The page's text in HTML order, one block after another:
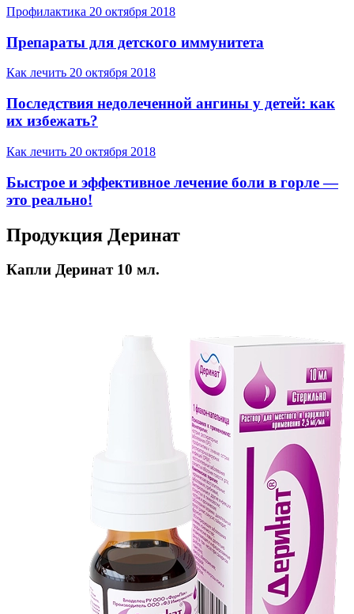
Профилактика 20 октября 2018
Препараты для детского иммунитета
Как лечить 20 октября 2018
Последствия недолеченной ангины у детей: как
их избежать?
Как лечить 20 октября 2018
Быстрое и эффективное лечение боли в горле —
это реально!
Продукция Деринат
Капли Деринат 10 мл.